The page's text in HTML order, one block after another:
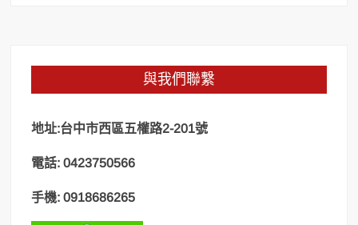
與我們聯繫
地址:台中市西區五權路2-201號
電話: 0423750566
手機: 0918686265